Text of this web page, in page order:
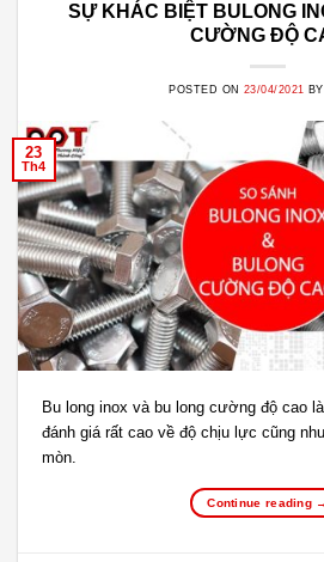
SỰ KHÁC BIỆT BULONG
CƯỜNG ĐỘ
POSTED ON 23/04/2021
23
Th4
Bu long inox và bu long cường độ cao
đánh giá rất cao về độ chịu lực cũng
mòn.
Continue reading →